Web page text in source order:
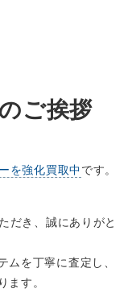
ご挨拶
を強化買取中です。
だき、誠にありがと
ムを丁寧に査定し、
ます。